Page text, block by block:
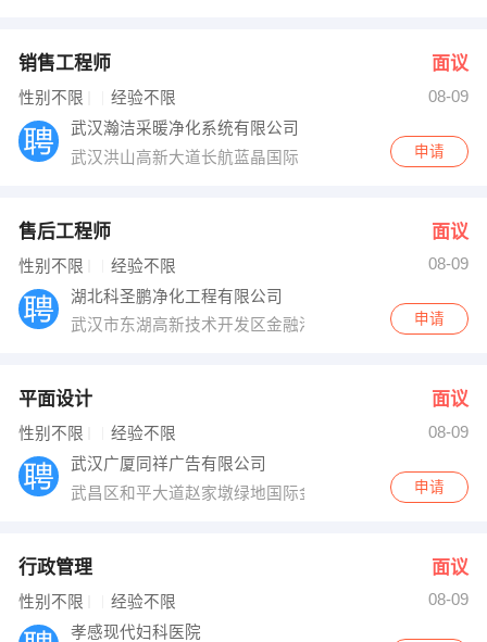
销售工程师 面议
性别不限 经验不限
08-09
武汉瀚洁采暖净化系统有限公司
武汉洪山高新大道长航蓝晶国际
申请
售后工程师 面议
性别不限 经验不限
08-09
湖北科圣鹏净化工程有限公司
武汉市东湖高新技术开发区金融港四路18号光谷汇金中
申请
平面设计 面议
性别不限 经验不限
08-09
武汉广厦同祥广告有限公司
武昌区和平大道赵家墩绿地国际金融城B3座25层申请
行政管理 面议
性别不限 经验不限
08-09
孝感现代妇科医院